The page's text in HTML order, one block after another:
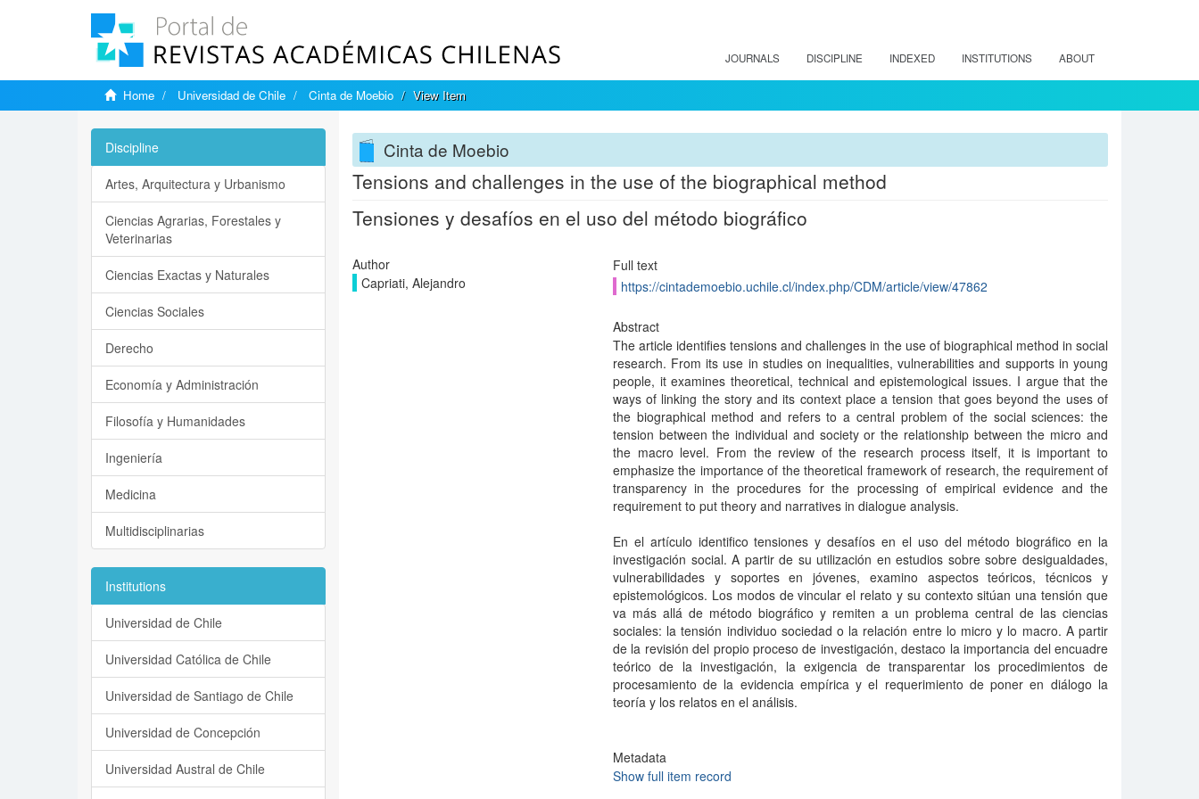
JOURNALS DISCIPLINE INDEXED INSTITUTIONS ABOUT
Home Universidad de Chile Cinta de Moebio View Item
Cinta de Moebio
Tensions and challenges in the use of the biographical method
Tensiones y desafíos en el uso del método biográfico
Author
Capriati, Alejandro
Full text
https://cintademoebio.uchile.cl/index.php/CDM/article/view/47862
Abstract
The article identifies tensions and challenges in the use of biographical method in social
research. From its use in studies on inequalities, vulnerabilities and supports in young
people, it examines theoretical, technical and epistemological issues. I argue that the
ways of linking the story and its context place a tension that goes beyond the uses of
the biographical method and refers to a central problem of the social sciences: the
tension between the individual and society or the relationship between the micro and
the macro level. From the review of the research process itself, it is important to
emphasize the importance of the theoretical framework of research, the requirement of
transparency in the procedures for the processing of empirical evidence and the
requirement to put theory and narratives in dialogue analysis.
En el artículo identifico tensiones y desafíos en el uso del método biográfico en la
investigación social. A partir de su utilización en estudios sobre sobre desigualdades,
vulnerabilidades y soportes en jóvenes, examino aspectos teóricos, técnicos y
epistemológicos. Los modos de vincular el relato y su contexto sitúan una tensión que
va más allá de método biográfico y remiten a un problema central de las ciencias
sociales: la tensión individuo sociedad o la relación entre lo micro y lo macro. A partir
de la revisión del propio proceso de investigación, destaco la importancia del encuadre
teórico de la investigación, la exigencia de transparentar los procedimientos de
procesamiento de la evidencia empírica y el requerimiento de poner en diálogo la
teoría y los relatos en el análisis.
Metadata
Show full item record
Discipline
Artes, Arquitectura y Urbanismo
Ciencias Agrarias, Forestales y
Veterinarias
Ciencias Exactas y Naturales
Ciencias Sociales
Derecho
Economía y Administración
Filosofía y Humanidades
Ingeniería
Medicina
Multidisciplinarias
Institutions
Universidad de Chile
Universidad Católica de Chile
Universidad de Santiago de Chile
Universidad de Concepción
Universidad Austral de Chile